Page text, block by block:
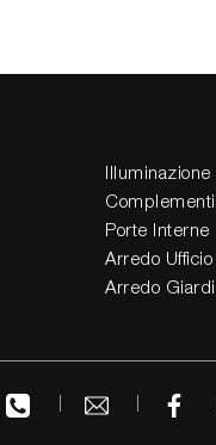
Illuminazione
Complementi
Porte Interne
Arredo Ufficio
Arredo